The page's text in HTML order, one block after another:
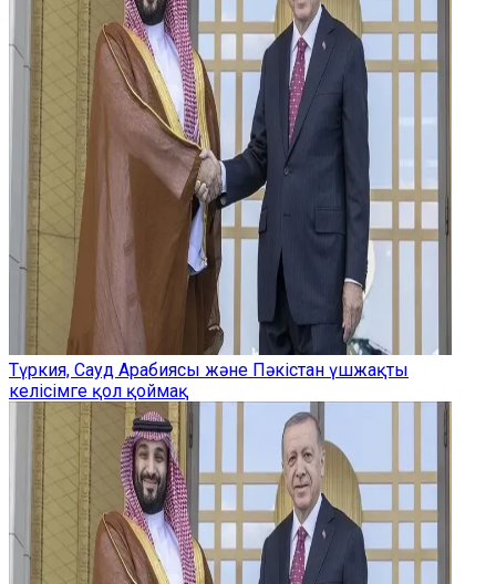
Түркия, Сауд Арабиясы және Пәкістан үшжақты
келісімге қол қоймақ